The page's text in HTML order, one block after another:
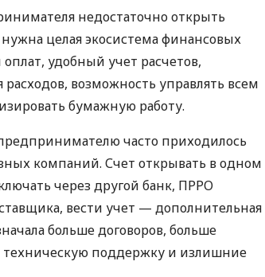
недостаточно открыть
целая экосистема финансовых
удобный учет расчетов,
возможность управлять всем
бумажную работу.
часто приходилось
компаний. Счет открывать в одном
через другой банк, ПРРО
вести учет — дополнительная
больше договоров, больше
техническую поддержку и излишние